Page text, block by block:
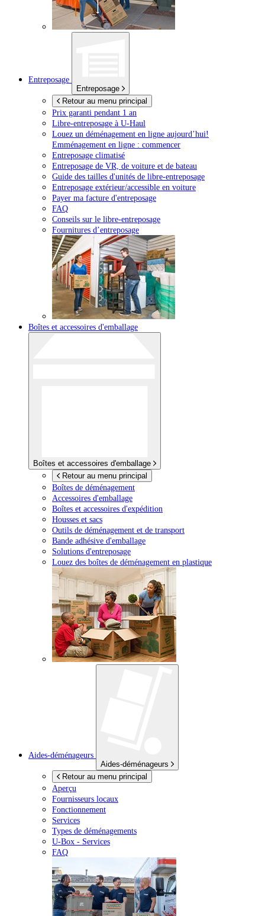
Entreposage
Entreposage
Retour au menu principal
Prix garanti pendant 1 an
Libre-entreposage à U-Haul
Louez un déménagement en ligne aujourd’hui!
Emménagement en ligne : commencer
Entreposage climatisé
Entreposage de VR, de voiture et de bateau
Guide des tailles d'unités de libre-entreposage
Entreposage extérieur/accessible en voiture
Payer ma facture d'entreposage
FAQ
Conseils sur le libre-entreposage
Fournitures d’entreposage
Boîtes et accessoires d'emballage
Boîtes et accessoires d'emballage
Retour au menu principal
Boîtes de déménagement
Accessoires d'emballage
Boîtes et accessoires d'expédition
Housses et sacs
Outils de déménagement et de transport
Bande adhésive d'emballage
Solutions d'entreposage
Louez des boîtes de déménagement en plastique
Aides-déménageurs
Aides-déménageurs
Retour au menu principal
Aperçu
Fournisseurs locaux
Fonctionnement
Services
Types de déménagements
U-Box - Services
FAQ